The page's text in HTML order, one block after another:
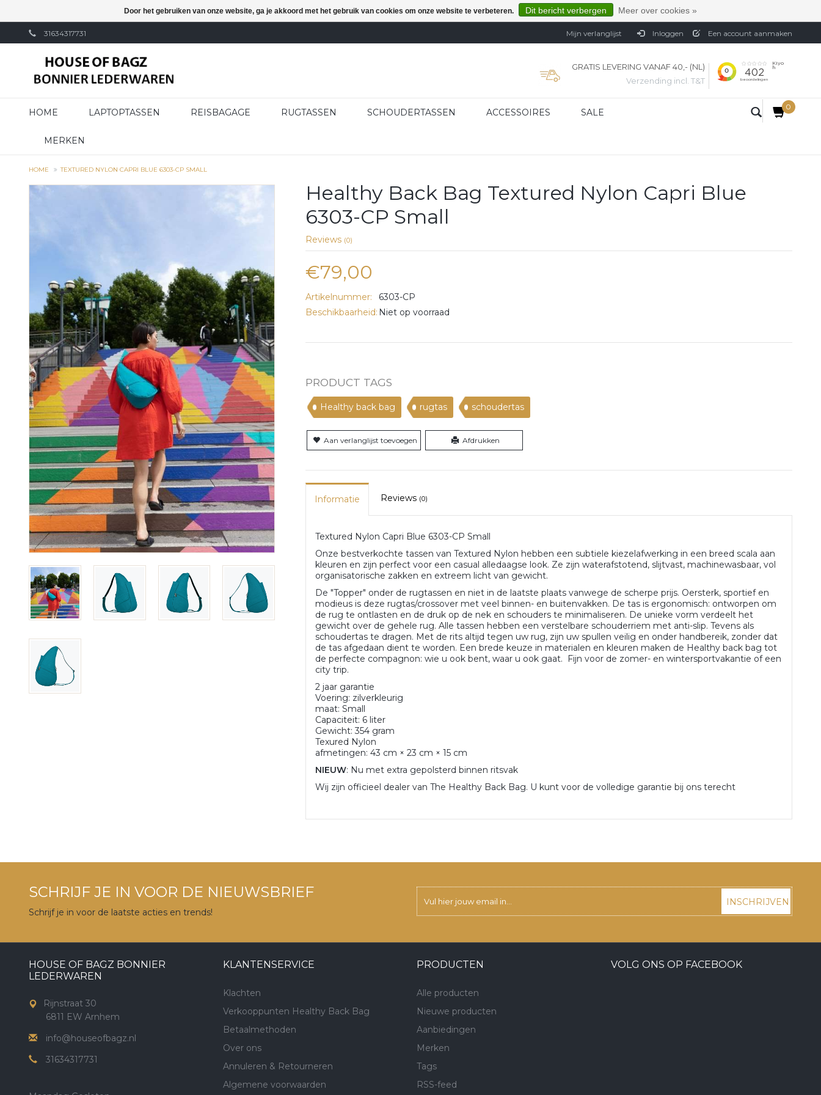
31634317731 Mijn verlanglijst Inloggen Een account aanmaken
GRATIS LEVERING VANAF 40,- (NL)
Verzending incl. T&T
HOME LAPTOPTASSEN REISBAGAGE RUGTASSEN SCHOUDERTASSEN ACCESSOIRES SALE
MERKEN
0
HOME TEXTURED NYLON CAPRI BLUE 6303-CP SMALL
Healthy Back Bag Textured Nylon Capri Blue
6303-CP Small
Reviews (0)
€79,00
Artikelnummer:
6303-CP
Beschikbaarheid: Niet op voorraad
PRODUCT TAGS
Healthy back bag rugtas schoudertas
Aan verlanglijst toevoegen Afdrukken
Informatie Reviews (0)
Textured Nylon Capri Blue 6303-CP Small
Onze bestverkochte tassen van Textured Nylon hebben een subtiele kiezelafwerking in een breed scala aan
kleuren en zijn perfect voor een casual alledaagse look. Ze zijn waterafstotend, slijtvast, machinewasbaar, vol
organisatorische zakken en extreem licht van gewicht.
De "Topper" onder de rugtassen en niet in de laatste plaats vanwege de scherpe prijs. Oersterk, sportief en
modieus is deze rugtas/crossover met veel binnen- en buitenvakken. De tas is ergonomisch: ontworpen om
de rug te ontlasten en de druk op de nek en schouders te minimaliseren. De unieke vorm verdeelt het
gewicht over de gehele rug. Alle tassen hebben een verstelbare schouderriem met anti-slip. Tevens als
schoudertas te dragen. Met de rits altijd tegen uw rug, zijn uw spullen veilig en onder handbereik, zonder dat
de tas afgedaan dient te worden. Een brede keuze in materialen en kleuren maken de Healthy back bag tot
de perfecte compagnon: wie u ook bent, waar u ook gaat. Fijn voor de zomer- en wintersportvakantie of een
city trip.
2 jaar garantie
Voering: zilverkleurig
maat: Small
Capaciteit: 6 liter
Gewicht: 354 gram
Texured Nylon
afmetingen: 43 cm × 23 cm × 15 cm
NIEUW: Nu met extra gepolsterd binnen ritsvak
Wij zijn officieel dealer van The Healthy Back Bag. U kunt voor de volledige garantie bij ons terecht
SCHRIJF JE IN VOOR DE NIEUWSBRIEF
Schrijf je in voor de laatste acties en trends!
INSCHRIJVEN
HOUSE OF BAGZ BONNIER
LEDERWAREN
Rijnstraat 30
6811 EW Arnhem
info@houseofbagz.nl
31634317731
KLANTENSERVICE
Klachten
Verkooppunten Healthy Back Bag
Betaalmethoden
Over ons
Annuleren & Retourneren
Algemene voorwaarden
PRODUCTEN
Alle producten
Nieuwe producten
Aanbiedingen
Merken
Tags
RSS-feed
VOLG ONS OP FACEBOOK
Door het gebruiken van onze website, ga je akkoord met het gebruik van cookies om onze website te verbeteren. Dit bericht verbergen Meer over cookies »